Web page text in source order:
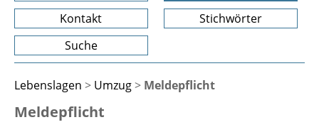
Kontakt
Stichwörter
Suche
Lebenslagen > Umzug> Meldepflicht
Meldepflicht